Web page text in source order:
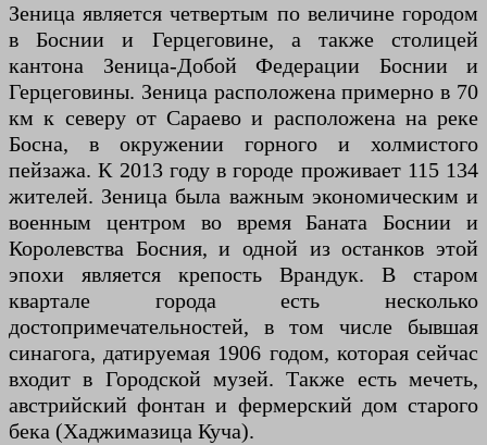
Зеница является четвертым по величине городом
в Боснии и Герцеговине, а также столицей
кантона Зеница-Добой Федерации Боснии и
Герцеговины. Зеница расположена примерно в 70
км к северу от Сараево и расположена на реке
Босна, в окружении горного и холмистого
пейзажа. К 2013 году в городе проживает 115 134
жителей. Зеница была важным экономическим и
военным центром во время Баната Боснии и
Королевства Босния, и одной из останков этой
эпохи является крепость Врандук. В старом
квартале города есть несколько
достопримечательностей, в том числе бывшая
синагога, датируемая 1906 годом, которая сейчас
входит в Городской музей. Также есть мечеть,
австрийский фонтан и фермерский дом старого
бека (Хаджимазица Куча).